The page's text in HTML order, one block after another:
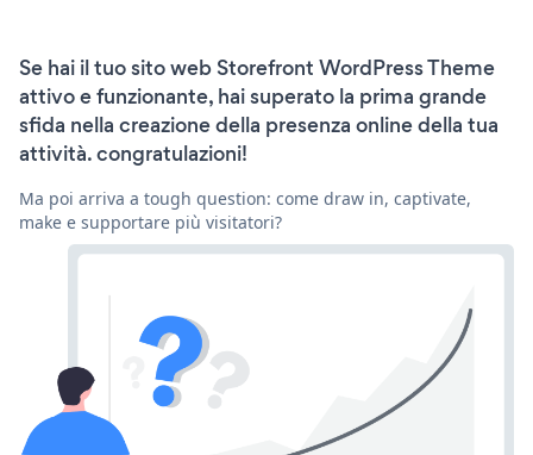
Se hai il tuo sito web Storefront WordPress Theme
attivo e funzionante, hai superato la prima grande
sfida nella creazione della presenza online della tua
attività. congratulazioni!
Ma poi arriva a tough question: come draw in, captivate,
make e supportare più visitatori?